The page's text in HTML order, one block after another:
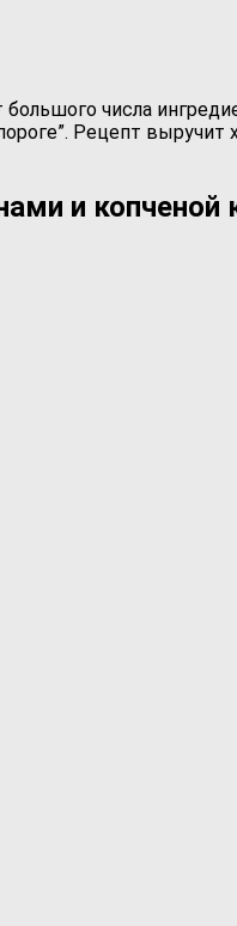
числа
Рецепт
и копченой